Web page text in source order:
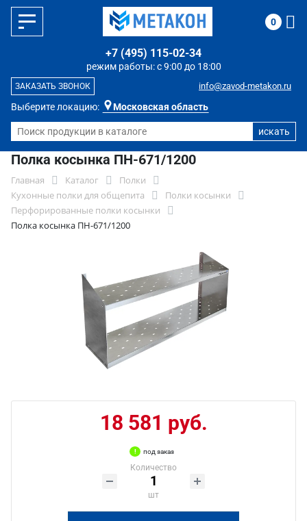
Выберите локацию: Московская область
режим работы: с 9:00 до 18:00
+7 (495) 115-02-34
info@zavod-metakon.ru
ЗАКАЗАТЬ ЗВОНОК
0
Полка косынка ПН-671/1200
Главная Каталог
Полки
Кухонные полки для общепита
Полки косынки
Перфорированные полки косынки
Полка косынка ПН-671/1200
18 581 руб.
под заказ
Количество
шт